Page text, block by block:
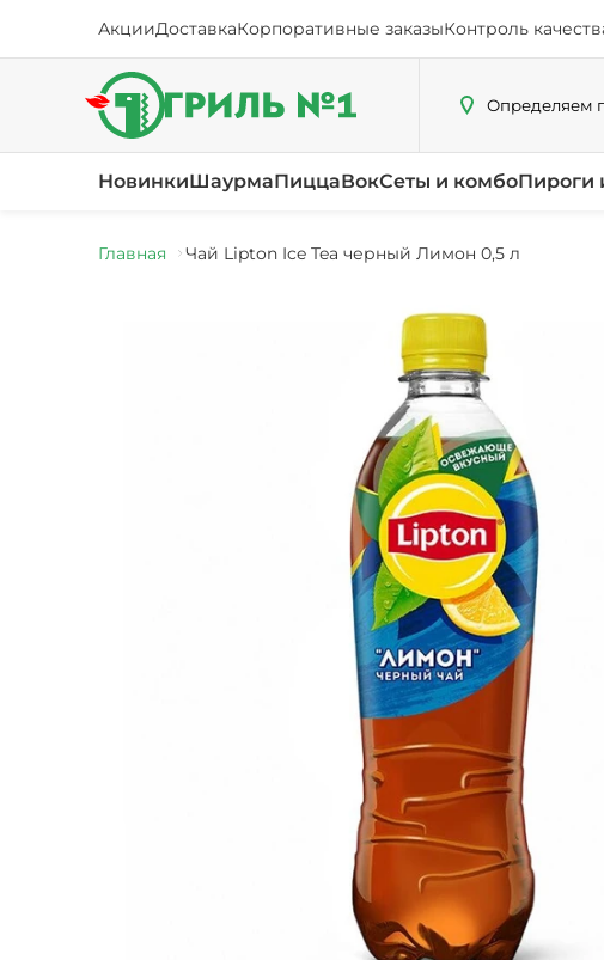
АкцииДоставкаКорпоративные заказыКонтроль
Определяем
НовинкиШаурмаПиццаВокСеты и комбоПироги
Главная Чай Lipton Ice Tea черный Лимон 0,5 л